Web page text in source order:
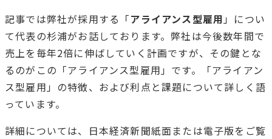
記事では弊社が採用する「アライアンス型雇用 」につい
て代表の杉浦がお話しております。弊社は今後数年間で
売上を毎年2倍に伸ばしていく計画ですが、その鍵とな
るのがこの「アライアンス型雇用」です。「アライアン
ス型雇用」の特徴、および利点と課題について詳しく語
っています。
詳細については、日本経済新聞紙面または電子版をご覧